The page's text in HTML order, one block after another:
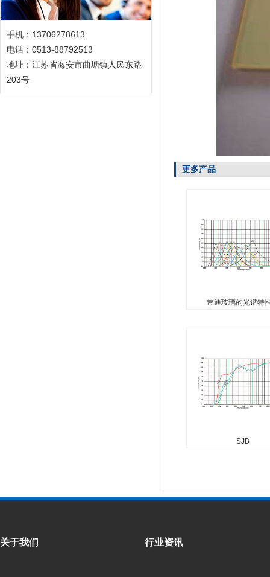
手机：13706278613
电话：0513-88792513
地址：江苏省海安市曲塘镇人民东路
203号
更多产品
带通玻璃的光谱特
SJB
关于我们 行业资讯